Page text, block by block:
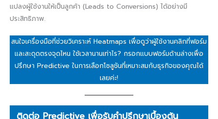
แปลงผู้ใช้งานให้เป็นลูกค้า (Leads to Conversions) ได้อย่างมี
ประสิทธิภาพ.
สนใจเครื่องมือที่ช่วยวิเคราะห์ Heatmaps เพื่อดูว่าผู้ใช้งานคลิกที่ฟอร์ม
และสะดุดตรงจุดไหน ใช้เวลานานเท่าไร? กรอกแบบฟอร์มด้านล่างเพื่อ
ปรึกษา Predictive ในการเลือกโซลูชันที่เหมาะสมกับธุรกิจของคุณได้
เลยค่ะ!
ติดต่อ Predictive เพื่อรับคำปรึกษาเบื้องต้น